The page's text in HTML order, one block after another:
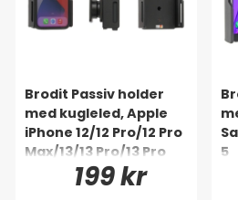
Brodit Passiv holder
med kugleled, Apple
iPhone 12/12 Pro/12 Pro
Max/13/13 Pro/13 Pro
Max/14/14 Plus/14 Pro
Max/15 Plus/15 Pro
199 kr
5